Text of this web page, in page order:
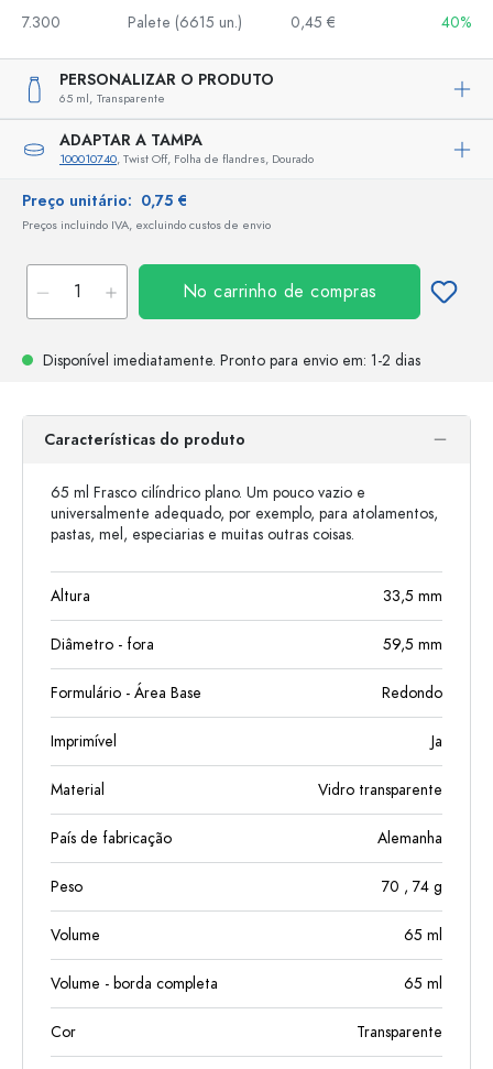
7.300
Palete (6615 un.) 0,45 € 40%
PERSONALIZAR O PRODUTO
65 ml, Transparente
ADAPTAR A TAMPA
100010740, Twist Off, Folha de flandres, Dourado
Preço unitário: 0,75 €
Preços incluindo IVA, excluindo custos de envio
No carrinho de compras
Disponível imediatamente. Pronto para envio em: 1-2 dias
Características do produto
65 ml Frasco cilíndrico plano. Um pouco vazio e
universalmente adequado, por exemplo, para atolamentos,
pastas, mel, especiarias e muitas outras coisas.
Altura 33,5 mm
Diâmetro - fora 59,5 mm
Formulário - Área Base Redondo
Imprimível Ja
Material Vidro transparente
País de fabricação Alemanha
Peso 70 , 74 g
Volume 65 ml
Volume - borda completa 65 ml
Cor Transparente